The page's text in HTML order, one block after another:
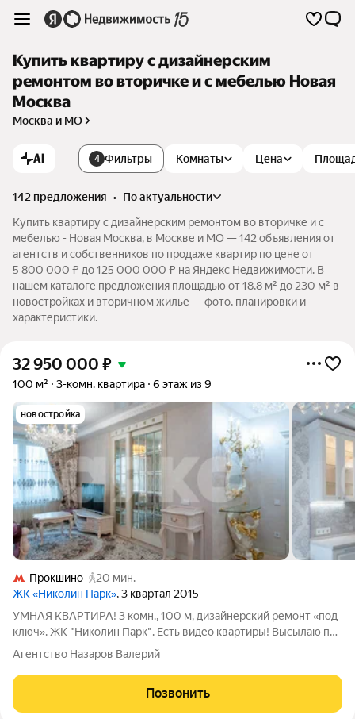
Купить квартиру с дизайнерским
ремонтом во вторичке и с мебелью Новая
Москва
Москва и МО
AI 4 Фильтры Комнаты Цена
142 предложения •
по актуальности
Купить квартиру с дизайнерским ремонтом во вторичке и с
мебелью - Новая Москва, в Москве и МО — 142 объявления от
агентств и собственников по продаже квартир по цене от
5 800 000 ₽ до 125 000 000 ₽ на Яндекс Недвижимости. В
нашем каталоге предложения площадью от 18,8 м² до 230 м² в
новостройках и вторичном жилье — фото, планировки и
характеристики.
32 950 000 ₽
100 м² 3-комн. квартира 6 этаж из 9
новостройка
Прокшино
20 мин.
ЖК «Николин Парк», 3 квартал 2015
УМНАЯ КВАРТИРА! 3 комн., 100 м, дизайнерский ремонт «под
ключ». ЖК "Николин Парк". Есть видео квартиры! Высылаю при
необходимости. Эта квартира не просто с ремонтом. Она с
продуманной концепцией для вашего комфорта! Забудьте о
проблемах и затратах
Агентство Назаров Валерий
Позвонить